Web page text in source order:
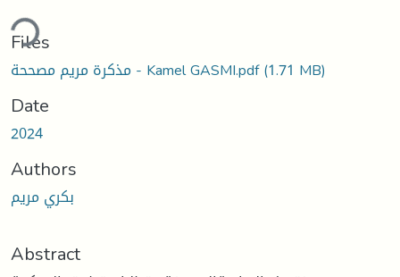
Files
مذكرة مريم مصححة - Kamel GASMI.pdf(1.71 MB)
Date
2024
Authors
بكري مريم
Abstract